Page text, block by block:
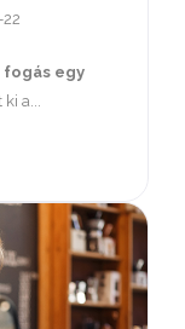
fogás egy
a...